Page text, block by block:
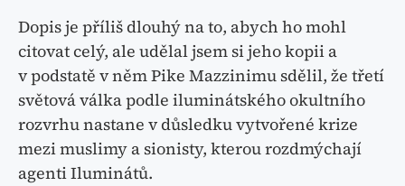
Dopis je příliš dlouhý na to, abych ho mohl
citovat celý, ale udělal jsem si jeho kopii a
v podstatě v něm Pike Mazzinimu sdělil, že třetí
světová válka podle iluminátského okultního
rozvrhu nastane v důsledku vytvořené krize
mezi muslimy a sionisty, kterou rozdmýchají
agenti Iluminátů.